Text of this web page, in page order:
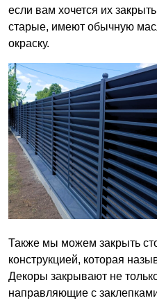
если вам хочется их
старые, имеют обычную
окраску.
Также мы можем закрыть
конструкцией, которая
Декоры закрывают не
направляющие с